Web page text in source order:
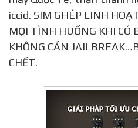
iccid. SIM GHÉP LINH
MỌI TÌNH HUỐNG KHI CÓ
KHÔNG CẦN
CHẾT.